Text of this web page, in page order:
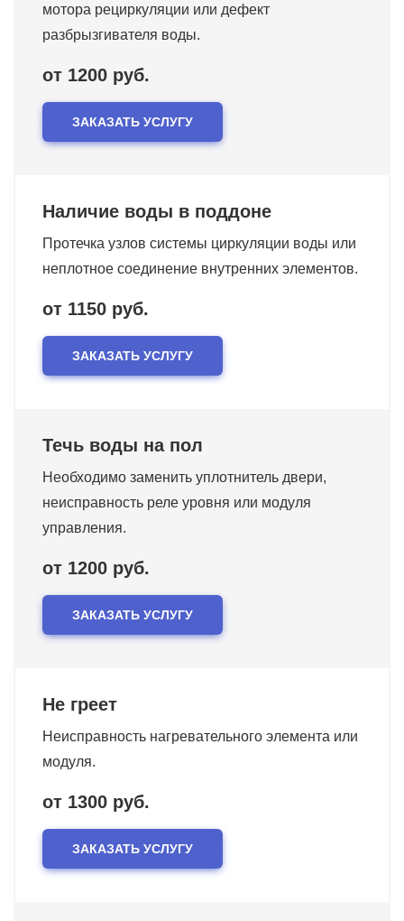
мотора рециркуляции или дефект
разбрызгивателя воды.
от 1200 руб.
ЗАКАЗАТЬ УСЛУГУ
Наличие воды в поддоне
Протечка узлов системы циркуляции воды или
неплотное соединение внутренних элементов.
от 1150 руб.
ЗАКАЗАТЬ УСЛУГУ
Течь воды на пол
Необходимо заменить уплотнитель двери,
неисправность реле уровня или модуля
управления.
от 1200 руб.
ЗАКАЗАТЬ УСЛУГУ
Не греет
Неисправность нагревательного элемента или
модуля.
от 1300 руб.
ЗАКАЗАТЬ УСЛУГУ